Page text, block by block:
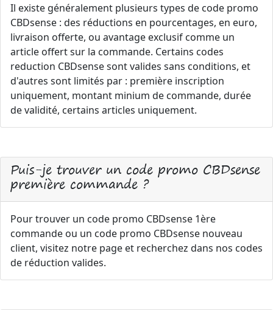
Il existe généralement plusieurs types de code promo
CBDsense : des réductions en pourcentages, en euro,
livraison offerte, ou avantage exclusif comme un
article offert sur la commande. Certains codes
reduction CBDsense sont valides sans conditions, et
d'autres sont limités par : première inscription
uniquement, montant minium de commande, durée
de validité, certains articles uniquement.
Puis-je trouver un code promo CBDsense
première commande ?
Pour trouver un code promo CBDsense 1ère
commande ou un code promo CBDsense nouveau
client, visitez notre page et recherchez dans nos codes
de réduction valides.